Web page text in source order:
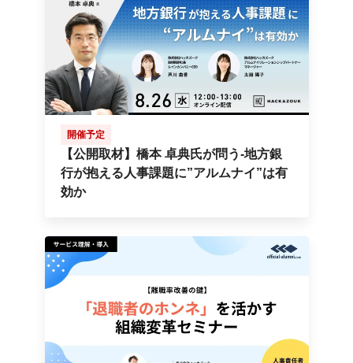
開催予定
【公開取材】橋本 卓典氏が問う-地方銀
行が抱える人事課題に”アルムナイ”は有
効か